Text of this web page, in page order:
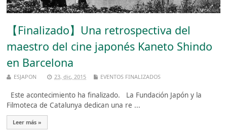
【Finalizado】Una retrospectiva del
maestro del cine japonés Kaneto Shindo
en Barcelona
ESJAPON 23, dic, 2015 EVENTOS FINALIZADOS
Este acontecimiento ha finalizado. La Fundación Japón y la
Filmoteca de Catalunya dedican una re ...
Leer más »